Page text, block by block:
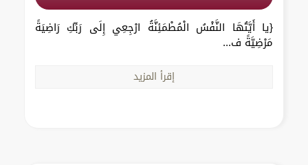
{يا أَيَّتُهَا النَّفْسُ الْمُطْمَئِنَّةُ ارْجِعِي إِلَى رَبِّكِ رَاضِيَةً
مَرْضِيَّةً ف...
إقرأ المزيد